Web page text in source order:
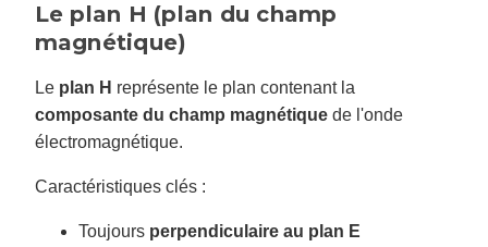
Le plan H (plan du champ
magnétique)
Le plan H représente le plan contenant la
composante du champ magnétiquede l'onde
électromagnétique.
Caractéristiques clés :
Toujours perpendiculaire au plan E